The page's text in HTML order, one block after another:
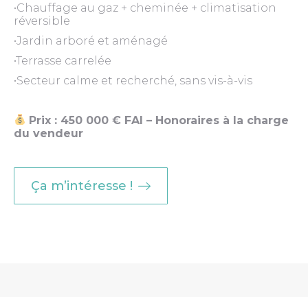
•Chauffage au gaz + cheminée + climatisation
réversible
•Jardin arboré et aménagé
•Terrasse carrelée
•Secteur calme et recherché, sans vis-à-vis
Prix : 450 000 € FAI – Honoraires à la charge
du vendeur
Ça m’intéresse !